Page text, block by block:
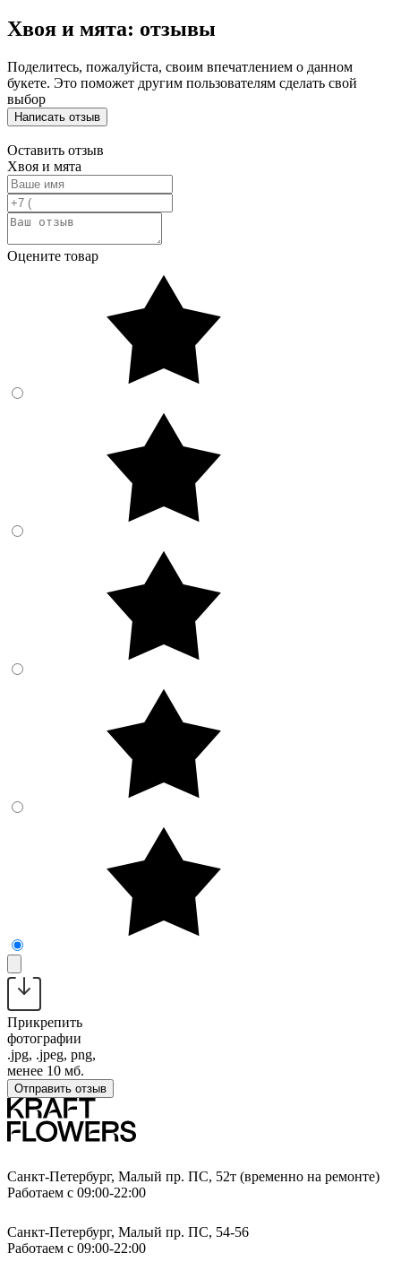
Хвоя и мята: отзывы
Поделитесь, пожалуйста, своим впечатлением о данном
букете. Это поможет другим пользователям сделать свой
выбор
Написать отзыв
Оставить отзыв
Хвоя и мята
Оцените товар
Прикрепить
фотографии
.jpg, .jpeg, png,
менее 10 мб.
Отправить отзыв
Санкт-Петербург, Малый пр. ПС, 52т (временно на ремонте)
Работаем с 09:00-22:00
Санкт-Петербург, Малый пр. ПС, 54-56
Работаем с 09:00-22:00